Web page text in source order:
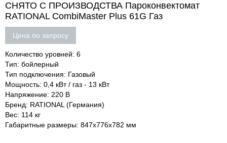
СНЯТО С ПРОИЗВОДСТВА Пароконвектомат
RATIONAL CombiMaster Plus 61G Газ
Цена по запросу
Количество уровней: 6
Тип: бойлерный
Тип подключения: Газовый
Мощность: 0,4 кВт / газ - 13 кВт
Напряжение: 220 В
Бренд: RATIONAL (Германия)
Вес: 114 кг
Габаритные размеры: 847х776х782 мм